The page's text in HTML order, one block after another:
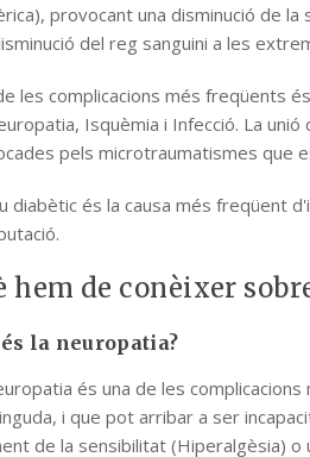
provocant una disminució de
del reg sanguini a les
les complicacions més freqüents
Isquèmia i Infecció. La
pels microtraumatismes que
diabètic és la causa més freqüent
hem de conèixer
és la neuropatia?
és una de les
i que pot arribar a ser
de la sensibilitat (Hiperalgèsia) o